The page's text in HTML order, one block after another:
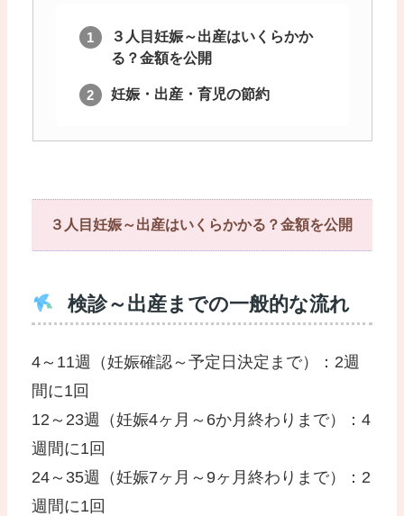
３人目妊娠～出産はいくらかか
る？金額を公開
妊娠・出産・育児の節約
３人目妊娠～出産はいくらかかる？金額を公開
検診～出産までの一般的な流れ
4～11週（妊娠確認～予定日決定まで）：2週
間に1回
12～23週（妊娠4ヶ月～6か月終わりまで）：4
週間に1回
24～35週（妊娠7ヶ月～9ヶ月終わりまで）：2
週間に1回